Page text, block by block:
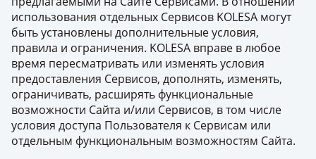
использования отдельных Сервисов KOLESA могут
быть установлены дополнительные условия,
правила и ограничения. KOLESA вправе в любое
время пересматривать или изменять условия
предоставления Сервисов, дополнять, изменять,
ограничивать, расширять функциональные
возможности Сайта и/или Сервисов, в том числе
условия доступа Пользователя к Сервисам или
отдельным функциональным возможностям Сайта.